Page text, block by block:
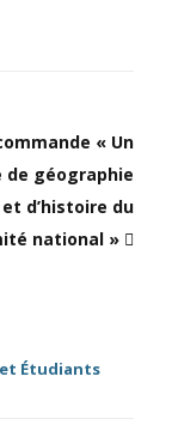
« Un
de géographie
d’histoire du
national »
et Étudiants